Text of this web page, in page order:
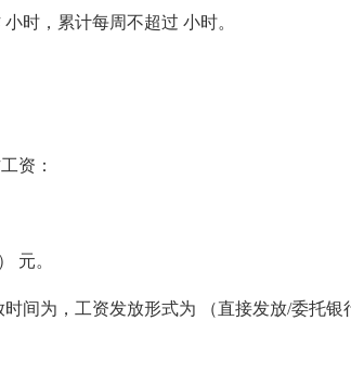
时，累计每周不超过 小时。
资：
元。
间为，工资发放形式为 （直接发放/委托银